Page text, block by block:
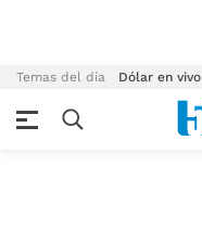
Temas del día Dólar en vivo